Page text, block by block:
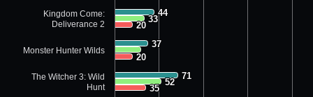
44
44
37
37
71
71
33
33
52
52
20
20
20
20
35
35
Kingdom Come:
Deliverance 2
Monster Hunter Wilds
The Witcher 3: Wild
Hunt